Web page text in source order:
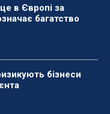
в Європі за
багатство
бізнеси